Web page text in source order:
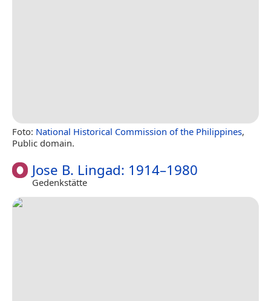
Foto: National Historical Commission of the Philippines,
Public domain.
Jose B. Lingad: 1914–1980
Gedenkstätte